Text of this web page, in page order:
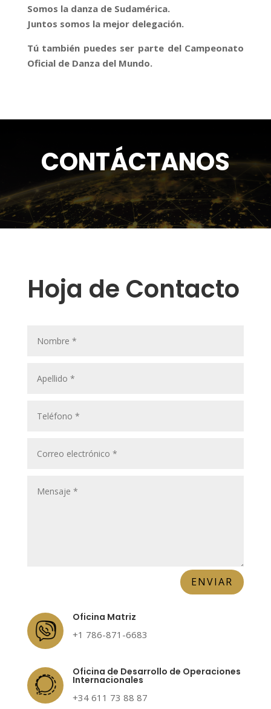
Somos la danza de Sudamérica.
Juntos somos la mejor delegación.
Tú también puedes ser parte del Campeonato
Oficial de Danza del Mundo.
CONTÁCTANOS
Hoja de Contacto
ENVIAR
Oficina Matriz
+1 786-871-6683
Oficina de Desarrollo de Operaciones
Internacionales
+34 611 73 88 87